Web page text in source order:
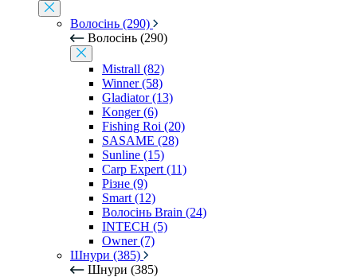
Волосінь (290)
Волосінь (290)
Mistrall (82)
Winner (58)
Gladiator (13)
Konger (6)
Fishing Roi (20)
SASAME (28)
Sunline (15)
Carp Expert (11)
Різне (9)
Smart (12)
Волосінь Brain (24)
INTECH (5)
Owner (7)
Шнури (385)
Шнури (385)